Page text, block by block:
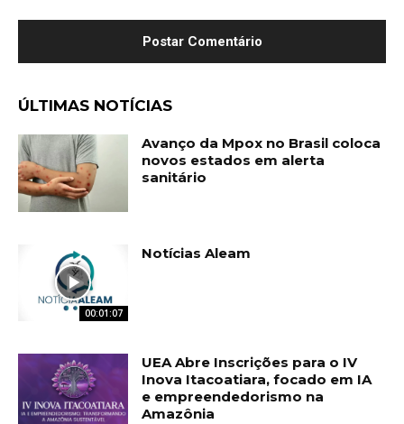
ÚLTIMAS NOTÍCIAS
Avanço da Mpox no Brasil coloca
novos estados em alerta
sanitário
00:01:07
Notícias Aleam
UEA Abre Inscrições para o IV
Inova Itacoatiara, focado em IA
e empreendedorismo na
Amazônia